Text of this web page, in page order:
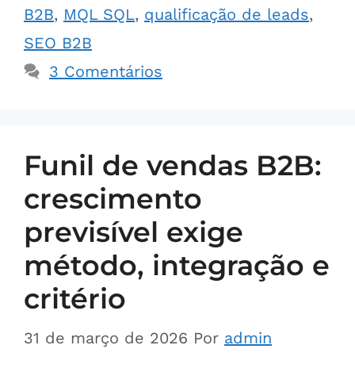
B2B, MQL SQL, qualificação de leads,
SEO B2B
3 Comentários
Funil de vendas B2B:
crescimento
previsível exige
método, integração e
critério
31 de março de 2026 Por admin